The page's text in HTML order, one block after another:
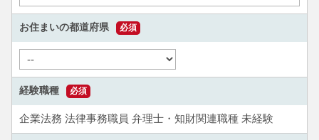
お住まいの都道府県 必須
経験職種 必須
企業法務 法律事務職員 弁理士・知財関連職種 未経験